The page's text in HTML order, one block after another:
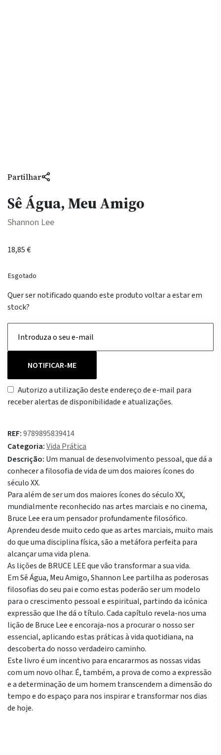
Partilhar
Sê Água, Meu Amigo
Shannon Lee
18,85€
Esgotado
Quer ser notificado quando este produto voltar a estar em
stock?
NOTIFICAR-ME
Autorizo a utilização deste endereço de e-mail para
receber alertas de disponibilidade e atualizações.
REF:9789895839414
Categoria:Vida Prática
Descrição: Um manual de desenvolvimento pessoal, que dá a
conhecer a filosofia de vida de um dos maiores ícones do
século XX.
Para além de ser um dos maiores ícones do século XX,
mundialmente reconhecido nas artes marciais e no cinema,
Bruce Lee era um pensador profundamente filosófico.
Aprendeu desde muito cedo que as artes marciais, muito mais
do que uma disciplina física, são a metáfora perfeita para
alcançar uma vida plena.
As lições de BRUCE LEE que vão transformar a sua vida.
Em Sê Água, Meu Amigo, Shannon Lee partilha as poderosas
filosofias do seu pai e como estas poderão ser um modelo
para o crescimento pessoal e espiritual, partindo da icónica
expressão que lhe dá o título. Cada capítulo revela-nos uma
lição de Bruce Lee e encoraja-nos a procurar o nosso ser
essencial, aplicando estas práticas à vida quotidiana, na
descoberta do nosso verdadeiro caminho.
Este livro é um incentivo para encararmos as nossas vidas
com um novo olhar. É, também, a prova de como a expressão
e a determinação de um homem transcendem a dimensão do
tempo e do espaço para nos inspirar e transformar nos dias
de hoje.